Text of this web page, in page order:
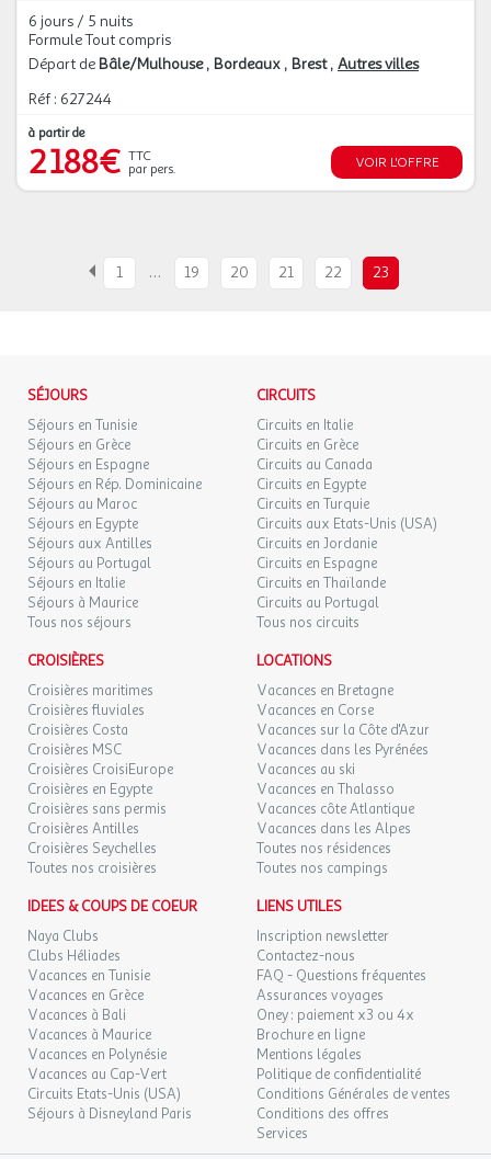
6 jours / 5 nuits
Formule Tout compris
Départ de Bâle/Mulhouse Bordeaux Brest Autres villes
Réf : 627244
à partir de
2 188€ TTC
par pers.
VOIR L'OFFRE
1 … 19 20 21 22 23
SÉJOURS
Séjours en Tunisie
Séjours en Grèce
Séjours en Espagne
Séjours en Rép. Dominicaine
Séjours au Maroc
Séjours en Egypte
Séjours aux Antilles
Séjours au Portugal
Séjours en Italie
Séjours à Maurice
Tous nos séjours
CIRCUITS
Circuits en Italie
Circuits en Grèce
Circuits au Canada
Circuits en Egypte
Circuits en Turquie
Circuits aux Etats-Unis (USA)
Circuits en Jordanie
Circuits en Espagne
Circuits en Thaïlande
Circuits au Portugal
Tous nos circuits
CROISIÈRES
Croisières maritimes
Croisières fluviales
Croisières Costa
Croisières MSC
Croisières CroisiEurope
Croisières en Egypte
Croisières sans permis
Croisières Antilles
Croisières Seychelles
Toutes nos croisières
LOCATIONS
Vacances en Bretagne
Vacances en Corse
Vacances sur la Côte d'Azur
Vacances dans les Pyrénées
Vacances au ski
Vacances en Thalasso
Vacances côte Atlantique
Vacances dans les Alpes
Toutes nos résidences
Toutes nos campings
IDEES & COUPS DE COEUR
Naya Clubs
Clubs Héliades
Vacances en Tunisie
Vacances en Grèce
Vacances à Bali
Vacances à Maurice
Vacances en Polynésie
Vacances au Cap-Vert
Circuits Etats-Unis (USA)
Séjours à Disneyland Paris
LIENS UTILES
Inscription newsletter
Contactez-nous
FAQ - Questions fréquentes
Assurances voyages
Oney : paiement x3 ou 4x
Brochure en ligne
Mentions légales
Politique de confidentialité
Conditions Générales de ventes
Conditions des offres
Services